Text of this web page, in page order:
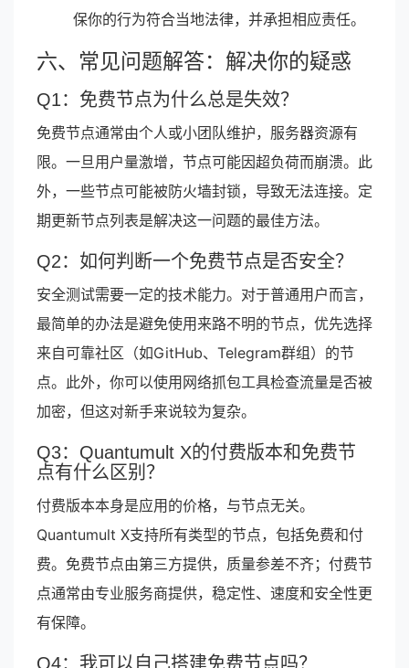
保你的行为符合当地法律，并承担相应责任。
六、常见问题解答：解决你的疑惑
Q1：免费节点为什么总是失效？
免费节点通常由个人或小团队维护，服务器资源有
限。一旦用户量激增，节点可能因超负荷而崩溃。此
外，一些节点可能被防火墙封锁，导致无法连接。定
期更新节点列表是解决这一问题的最佳方法。
Q2：如何判断一个免费节点是否安全？
安全测试需要一定的技术能力。对于普通用户而言，
最简单的办法是避免使用来路不明的节点，优先选择
来自可靠社区（如GitHub、Telegram群组）的节
点。此外，你可以使用网络抓包工具检查流量是否被
加密，但这对新手来说较为复杂。
Q3：Quantumult X的付费版本和免费节
点有什么区别？
付费版本本身是应用的价格，与节点无关。
Quantumult X支持所有类型的节点，包括免费和付
费。免费节点由第三方提供，质量参差不齐；付费节
点通常由专业服务商提供，稳定性、速度和安全性更
有保障。
Q4：我可以自己搭建免费节点吗？